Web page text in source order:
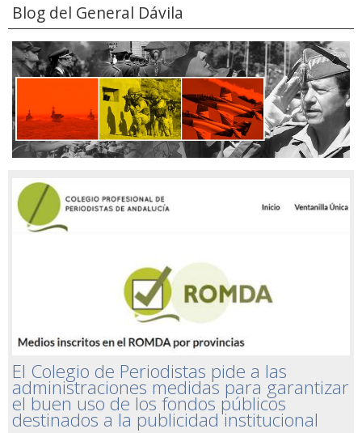
Blog del General Dávila
El Colegio de Periodistas pide a las
administraciones medidas para garantizar
el buen uso de los fondos públicos
destinados a la publicidad institucional